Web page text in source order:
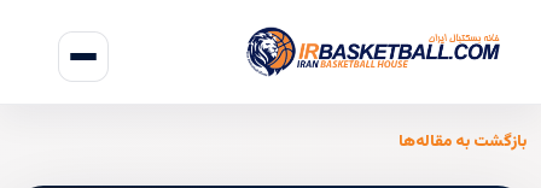
بازگشت به مقاله‌ها